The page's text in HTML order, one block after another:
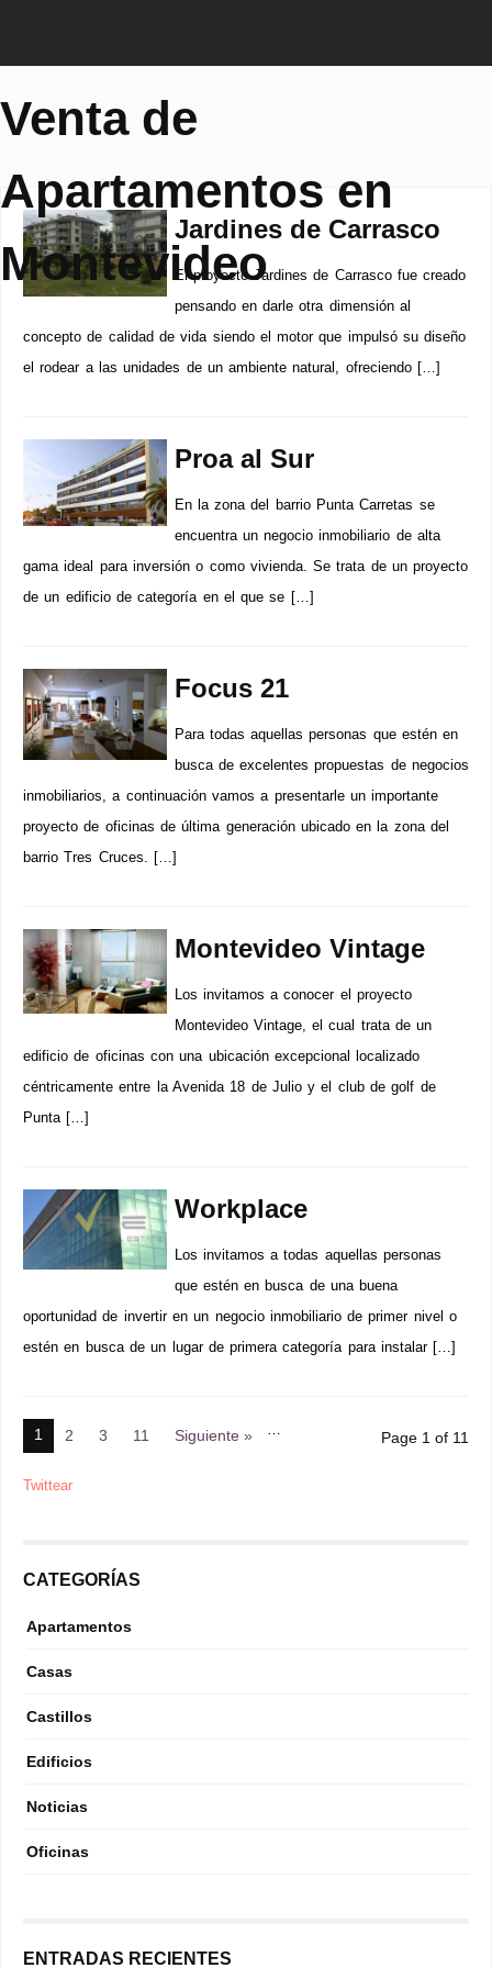
Venta de
Apartamentos en
Montevideo
Jardines de Carrasco
El proyecto Jardines de Carrasco fue creado
pensando en darle otra dimensión al
concepto de calidad de vida siendo el motor que impulsó su diseño
el rodear a las unidades de un ambiente natural, ofreciendo […]
Proa al Sur
En la zona del barrio Punta Carretas se
encuentra un negocio inmobiliario de alta
gama ideal para inversión o como vivienda. Se trata de un proyecto
de un edificio de categoría en el que se […]
Focus 21
Para todas aquellas personas que estén en
busca de excelentes propuestas de negocios
inmobiliarios, a continuación vamos a presentarle un importante
proyecto de oficinas de última generación ubicado en la zona del
barrio Tres Cruces. […]
Montevideo Vintage
Los invitamos a conocer el proyecto
Montevideo Vintage, el cual trata de un
edificio de oficinas con una ubicación excepcional localizado
céntricamente entre la Avenida 18 de Julio y el club de golf de
Punta […]
Workplace
Los invitamos a todas aquellas personas
que estén en busca de una buena
oportunidad de invertir en un negocio inmobiliario de primer nivel o
estén en busca de un lugar de primera categoría para instalar […]
1 2 3 …
11 Siguiente » Page 1 of 11
Twittear
CATEGORÍAS
Apartamentos
Casas
Castillos
Edificios
Noticias
Oficinas
ENTRADAS RECIENTES